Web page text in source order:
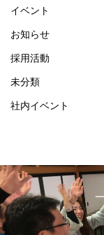
イベント
お知らせ
採用活動
未分類
社内イベント